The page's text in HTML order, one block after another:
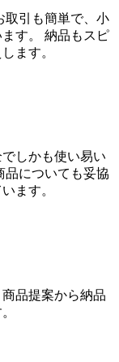
取引も簡単で、小
す。 納品もスピ
ます。
しかも使い易い
品についても妥協
ます。
品提案から納品